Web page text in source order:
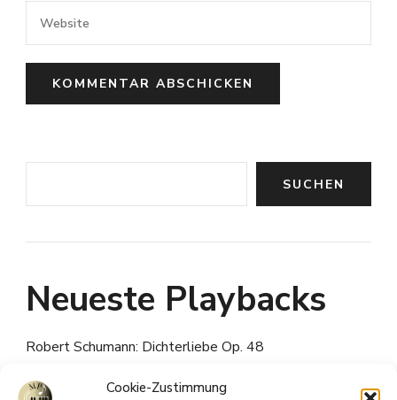
Cookie-Zustimmung
SUCHEN
Neueste Playbacks
Robert Schumann: Dichterliebe Op. 48
Franz Schubert: An Sylvia D.891